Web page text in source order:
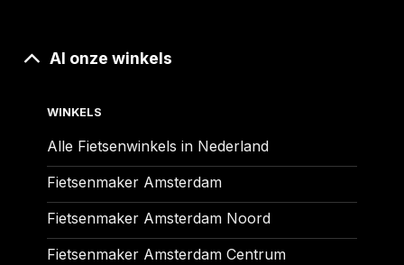
Al onze winkels
WINKELS
Alle Fietsenwinkels in Nederland
Fietsenmaker Amsterdam
Fietsenmaker Amsterdam Noord
Fietsenmaker Amsterdam Centrum